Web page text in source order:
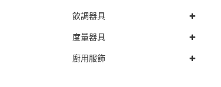
飲調器具
度量器具
廚用服飾